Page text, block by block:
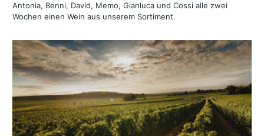
Antonia, Benni, David, Memo, Gianluca und Cossi alle zwei
Wochen einen Wein aus unserem Sortiment.